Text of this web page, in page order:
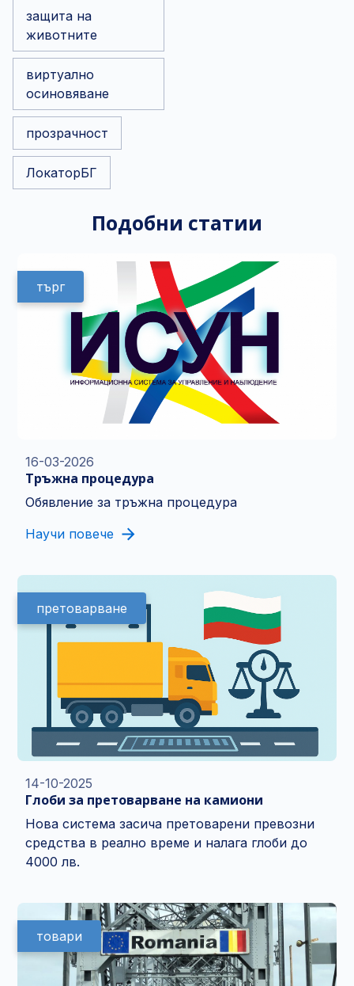
защита на
животните
виртуално
осиновяване
прозрачност
ЛокаторБГ
Подобни статии
търг
16-03-2026
Тръжна процедура
Обявление за тръжна процедура
Научи повече
претоварване
14-10-2025
Глоби за претоварване на камиони
Нова система засича претоварени превозни
средства в реално време и налага глоби до
4000 лв.
товари